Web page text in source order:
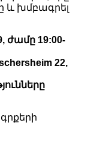
և խմբագրել
ժամը 19:00-
22,